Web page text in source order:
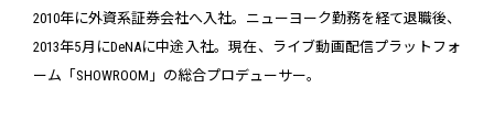
2010年に外資系証券会社へ入社。ニューヨーク勤務を経て退職後、
2013年5月にDeNAに中途入社。現在、ライブ動画配信プラットフォ
ーム「SHOWROOM」の総合プロデューサー。